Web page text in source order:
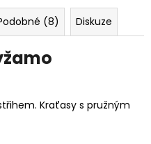
(8) Diskuze
Kraťasy s pružným